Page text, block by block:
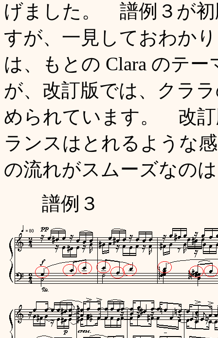
げました。 譜例３が初
すが、一見しておわか
は、もとの Clara のテ
が、改訂版では、クラ
められています。 改訂
ランスはとれるような
の流れがスムーズなの
譜例３